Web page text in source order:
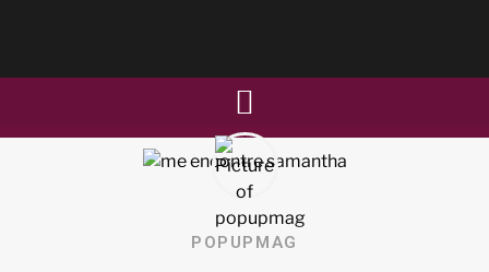
POPUPMAG